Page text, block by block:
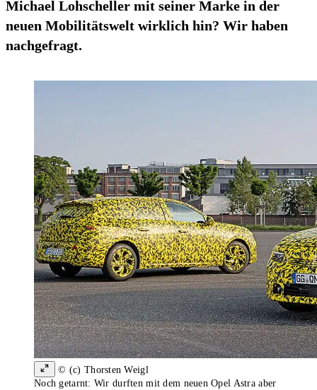
Michael Lohscheller mit seiner Marke in der
neuen Mobilitätswelt wirklich hin? Wir haben
nachgefragt.
© (c) Thorsten Weigl
Noch getarnt: Wir durften mit dem neuen Opel Astra aber